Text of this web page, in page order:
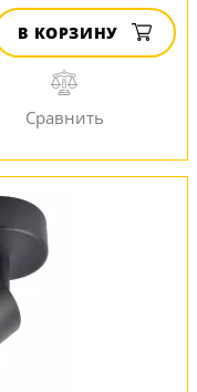
В КОРЗИНУ